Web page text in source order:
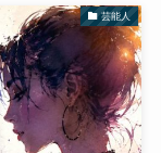
芸能人